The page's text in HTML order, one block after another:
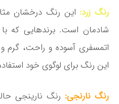
رنگ زرد: این رنگ درخشان
شادمان است. برندهایی که
اتمسفری آسوده و راحت، گرم و
این رنگ برای لوگوی خود
رنگ نارنجی: رنگ نارینجی